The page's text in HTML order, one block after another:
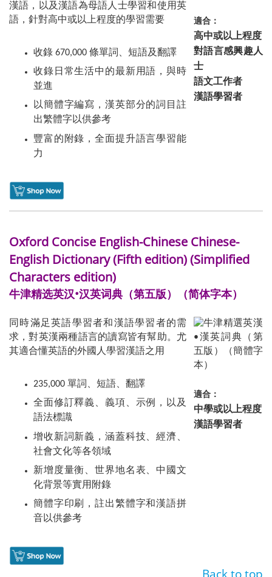
漢語，以及漢語為母語人士學習和使用英
語，針對高中或以上程度的學習需要
收錄 670,000 條單詞、短語及翻譯
收錄日常生活中的最新用語，與時
並進
以簡體字編寫，漢英部分的詞目註
出繁體字以供參考
豐富的附錄，全面提升語言學習能
力
適合：
高中或以上程度
對語言感興趣人
士
語文工作者
漢語學習者
Oxford Concise English-Chinese Chinese-
English Dictionary (Fifth edition) (Simplified
Characters edition)
牛津精选英汉•汉英词典（第五版）（简体字本）
同時滿足英語學習者和漢語學習者的需
求，對英漢兩種語言的讀寫皆有幫助。尤
其適合懂英語的外國人學習漢語之用
235,000 單詞、短語、翻譯
全面修訂釋義、義項、示例，以及
語法標識
增收新詞新義，涵蓋科技、經濟、
社會文化等各領域
新增度量衡、世界地名表、中國文
化背景等實用附錄
簡體字印刷，註出繁體字和漢語拼
音以供參考
適合：
中學或以上程度
漢語學習者
Back to top